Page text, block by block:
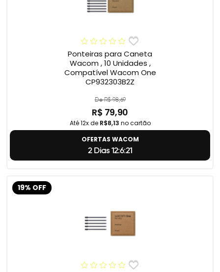
Ponteiras para Caneta
Wacom , 10 Unidades ,
Compatível Wacom One
CP932303B2Z
De R$ 98,69
R$ 79,90
Até 12x de R$8,13 no cartão
OFERTAS WACOM
2 Dias 12:6:20
19% OFF